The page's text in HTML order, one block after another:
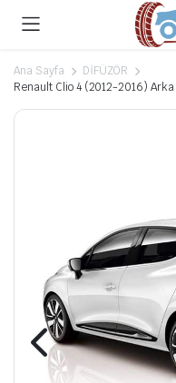
Ana Sayfa
DİFÜZÖR
Renault Clio 4 (2012-2016)